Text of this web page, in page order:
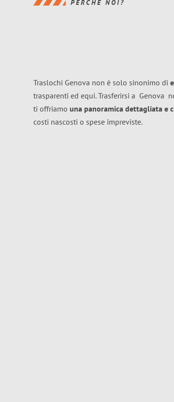
PERCHÉ NOI?
Traslochi Genova non è solo sinonimo di
trasparenti ed equi. Trasferirsi a Genova
ti offriamo una panoramica dettagliata e
costi nascosti o spese impreviste.